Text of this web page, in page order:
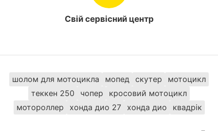
Свій сервісний центр
шолом для мотоцикла мопед скутер
мотоцикл
теккен 250
чопер
кросовий мотоцикл
мотороллер
хонда дио 27 хонда дио квадрік